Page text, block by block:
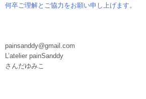
何卒ご理解とご協力をお願い申し上げます。
painsanddy@gmail.com
L’atelier painSanddy
さんだゆみこ